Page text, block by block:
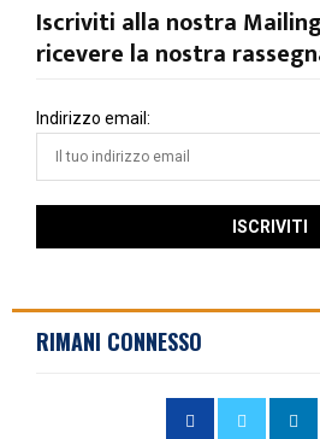
Iscriviti alla nostra
ricevere la nostra
Indirizzo email:
RIMANI CONNESSO